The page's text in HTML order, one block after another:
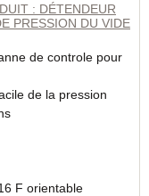
: DÉTENDEUR
PRESSION DU VIDE
de controle pour
de la pression
F orientable